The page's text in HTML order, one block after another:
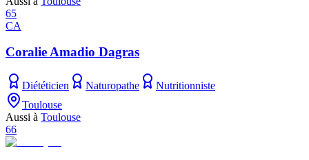
65
CA
Coralie Amadio Dagras
Diététicien Naturopathe
Nutritionniste
Toulouse
Aussi à Toulouse
66